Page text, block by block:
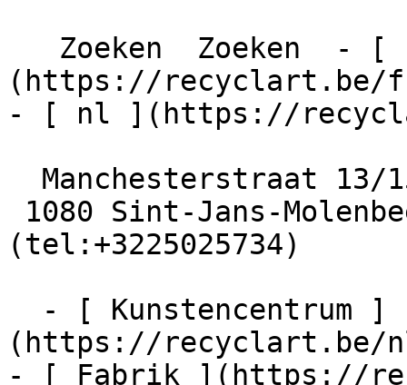
(https://recyclart.be/
- [ nl ](https://
(tel:+3225025734)
(https://recyclart.be/
- [ Fabrik ](https://